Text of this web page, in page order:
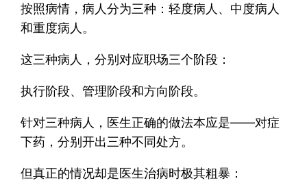
按照病情，病人分为三种：轻度病人、中度病人
和重度病人。
这三种病人，分别对应职场三个阶段：
执行阶段、管理阶段和方向阶段。
针对三种病人，医生正确的做法本应是——对症
下药，分别开出三种不同处方。
但真正的情况却是医生治病时极其粗暴：